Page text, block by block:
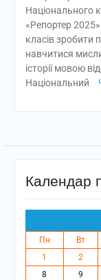
Національного
«Репортер
класів зробити
навчитися
історії мовою
Національний
Календар
Пн Вт
1
2
8
9